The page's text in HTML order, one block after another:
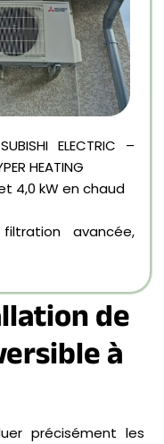
ELECTRIC –
HEATING
4,0 kW en chaud
avancée,
de
à
précisément les